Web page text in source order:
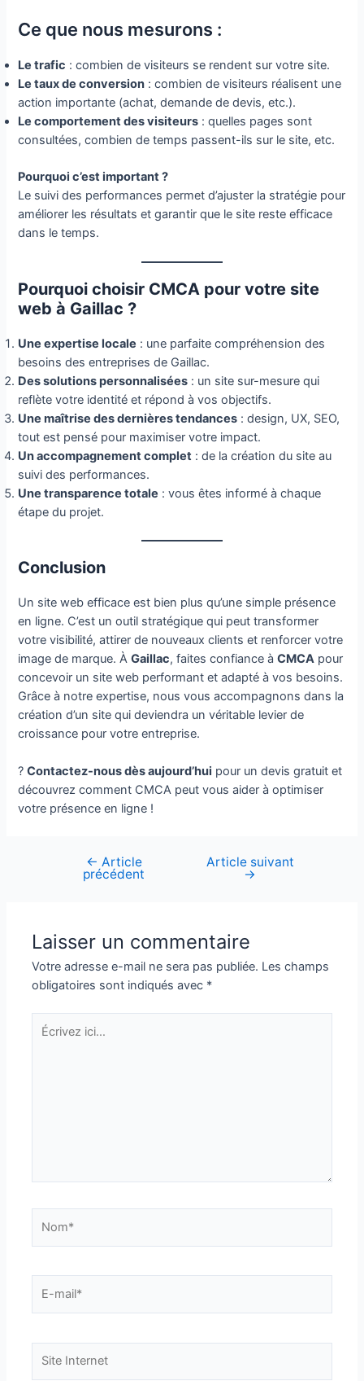
Ce que nous mesurons :
Le trafic : combien de visiteurs se rendent sur votre site.
Le taux de conversion : combien de visiteurs réalisent une
action importante (achat, demande de devis, etc.).
Le comportement des visiteurs : quelles pages sont
consultées, combien de temps passent-ils sur le site, etc.
Pourquoi c’est important ?
Le suivi des performances permet d’ajuster la stratégie pour
améliorer les résultats et garantir que le site reste efficace
dans le temps.
Pourquoi choisir CMCA pour votre site
web à Gaillac ?
Une expertise locale : une parfaite compréhension des
besoins des entreprises de Gaillac.
Des solutions personnalisées : un site sur-mesure qui
reflète votre identité et répond à vos objectifs.
Une maîtrise des dernières tendances : design, UX, SEO,
tout est pensé pour maximiser votre impact.
Un accompagnement complet : de la création du site au
suivi des performances.
Une transparence totale : vous êtes informé à chaque
étape du projet.
Conclusion
Un site web efficace est bien plus qu’une simple présence
en ligne. C’est un outil stratégique qui peut transformer
votre visibilité, attirer de nouveaux clients et renforcer votre
image de marque. ÀGaillac, faites confiance àCMCA pour
concevoir un site web performant et adapté à vos besoins.
Grâce à notre expertise, nous vous accompagnons dans la
création d’un site qui deviendra un véritable levier de
croissance pour votre entreprise.
?Contactez-nous dès aujourd’hui pour un devis gratuit et
découvrez comment CMCA peut vous aider à optimiser
votre présence en ligne !
Navigation
← Article
précédent
Article suivant
→
Laisser un commentaire
Votre adresse e-mail ne sera pas publiée. Les champs
obligatoires sont indiqués avec *
Écrivez
ici…
mail*
Internet